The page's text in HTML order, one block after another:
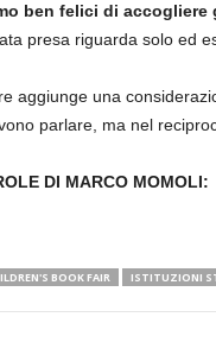
ben felici di
presa riguarda solo ed
aggiunge una
parlare, ma nel
DI MARCO MOMOLI:
BOOK FAIR ISTITUZIONI